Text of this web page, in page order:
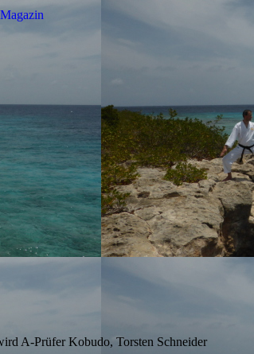
Magazin
A-Prüfer Kobudo, Torsten Schneider